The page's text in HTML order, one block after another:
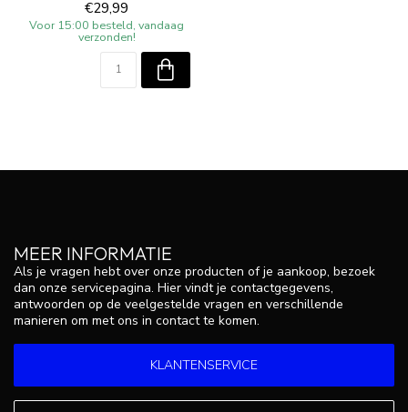
€29,99
Voor 15:00 besteld, vandaag
verzonden!
MEER INFORMATIE
Als je vragen hebt over onze producten of je aankoop, bezoek
dan onze servicepagina. Hier vindt je contactgegevens,
antwoorden op de veelgestelde vragen en verschillende
manieren om met ons in contact te komen.
KLANTENSERVICE